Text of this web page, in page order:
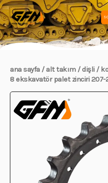
İçeriğe
atla
ana sayfa/alt takim/dişli/
8 ekskavatör palet zinciri 207-